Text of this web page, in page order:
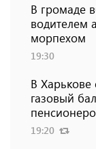
В громаде
водителем
морпехом
19:30
В
газовый
19:20